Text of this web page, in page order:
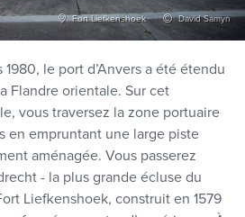
Fort Liefkenshoek David Samyn
1980, le port d’Anvers a été étendu
Flandre orientale. Sur cet
vous traversez la zone portuaire
en empruntant une large piste
aménagée. Vous passerez
- la plus grande écluse du
Liefkenshoek, construit en 1579